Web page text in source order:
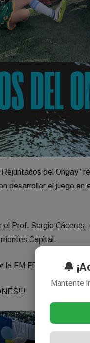
del Ongay”
desarrollar el juego en
el Prof. Sergio Cáceres,
Capital.
la FM FENIX DEL🔔
Mantente